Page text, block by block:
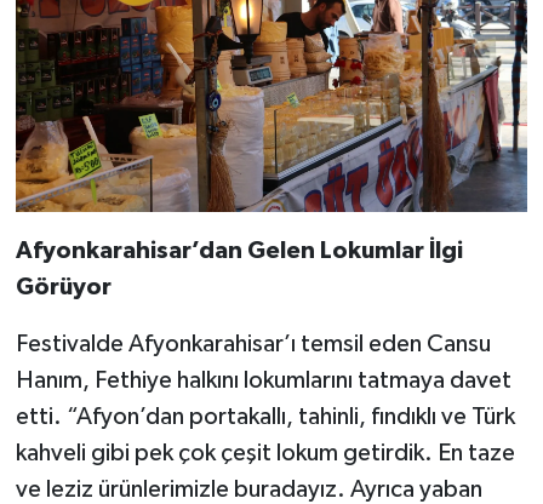
Afyonkarahisar’dan Gelen Lokumlar İlgi
Görüyor
Festivalde Afyonkarahisar’ı temsil eden Cansu
Hanım, Fethiye halkını lokumlarını tatmaya davet
etti. “Afyon’dan portakallı, tahinli, fındıklı ve Türk
kahveli gibi pek çok çeşit lokum getirdik. En taze
ve leziz ürünlerimizle buradayız. Ayrıca yaban